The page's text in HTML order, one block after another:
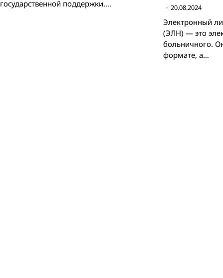
государственной поддержки.…
20.08.2024
Электронный
(ЭЛН) — это
больничного.
формате, а…